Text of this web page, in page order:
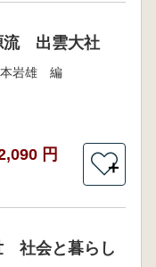
流 出雲大社
岩雄 編
円
＋
社会と暮らし